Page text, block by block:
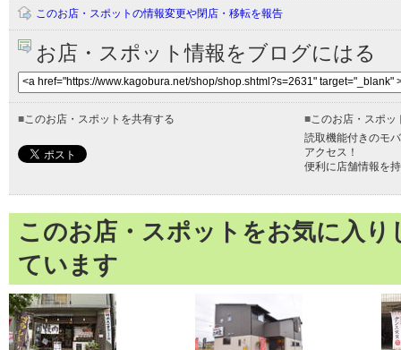
このお店・スポットの情報変更や閉店・移転を報告
お店・スポット情報をブログにはる
■ このお店・スポットを共有する ■ このお店・スポ
読取機能付きのモ
アクセス！
便利に店舗情報を
このお店・スポットをお気に入
ています